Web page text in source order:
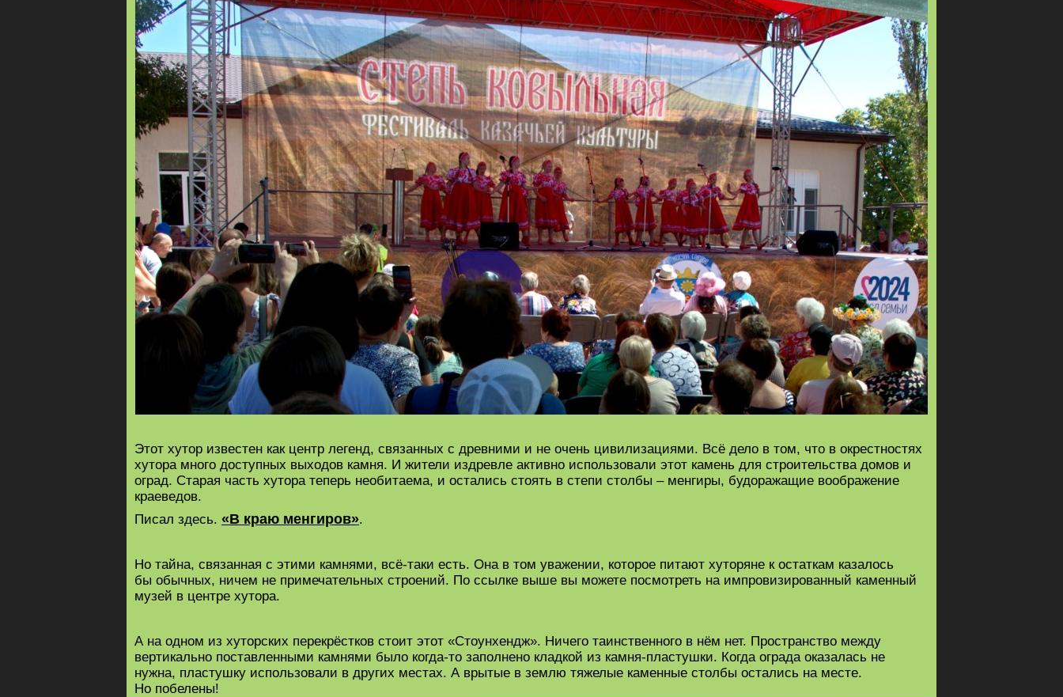
Этот хутор известен как центр легенд, связанных с древними и не очень цивилизациями. Всё дело в том, что в окрестностях
хутора много доступных выходов камня. И жители издревле активно использовали этот камень для строительства домов и
оград. Старая часть хутора теперь необитаема, и остались стоять в степи столбы – менгиры, будоражащие воображение
краеведов.
Писал здесь. «В краю менгиров».
Но тайна, связанная с этими камнями, всё-таки есть. Она в том уважении, которое питают хуторяне к остаткам казалось
бы обычных, ничем не примечательных строений. По ссылке выше вы можете посмотреть на импровизированный каменный
музей в центре хутора.
А на одном из хуторских перекрёстков стоит этот «Стоунхендж». Ничего таинственного в нём нет. Пространство между
вертикально поставленными камнями было когда-то заполнено кладкой из камня-пластушки. Когда ограда оказалась не
нужна, пластушку использовали в других местах. А врытые в землю тяжелые каменные столбы остались на месте.
Но побелены!